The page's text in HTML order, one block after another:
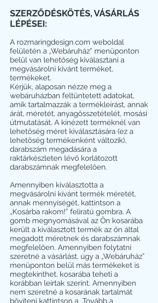
SZERZŐDÉSKÖTÉS, VÁSÁRLÁS
LÉPÉSEI:
A rozmaringdesign.com weboldal
felületén a „Webáruház” menüponton
belül van lehetőség kiválasztani a
megvásárolni kívánt terméket,
termékeket.
Kérjük, alaposan nézze meg a
webáruházban feltüntetett adatokat,
amik tartalmazzák a termékleírást, annak
árát, méretét, anyagösszetételét, mosási
útmutatását. A kinézett terméknél van
lehetőség méret kiválasztására (ez a
lehetőség termékenként változik),
darabszám megadására a
raktárkészleten lévő korlátozott
darabszámnak megfelelően.
Amennyiben kiválasztotta a
megvásárolni kívánt termék méretét,
annak mennyiségét, kattintson a
„Kosárba rakom!” feliratú gombra. A
gomb megnyomásával az Ön kosarába
került a kiválasztott termék az ön által
megadott méretnek és darabszámnak
megfelelően. Amennyiben folytatni
szeretné a vásárlást, úgy a „Webáruház”
menüponton belül más termékeket is
megtekinthet, kosarába teheti a
korábban leírtak szerint. Amennyiben
nem szeretné a kosarának tartalmát
bővíteni kattintson a „Tovább a